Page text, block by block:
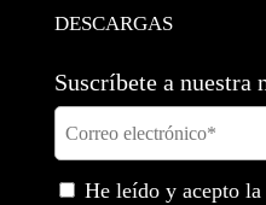
DESCARGAS
Suscríbete a nuestra
He leído y acepto la